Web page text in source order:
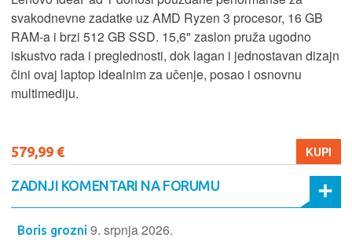
svakodnevne zadatke uz AMD Ryzen 3 procesor, 16 GB
RAM-a i brzi 512 GB SSD. 15,6" zaslon pruža ugodno
iskustvo rada i preglednosti, dok lagan i jednostavan dizajn
čini ovaj laptop idealnim za učenje, posao i osnovnu
multimediju.
579,99 € KUPI
ZADNJI KOMENTARI NA FORUMU
Boris grozni 9. srpnja 2026.